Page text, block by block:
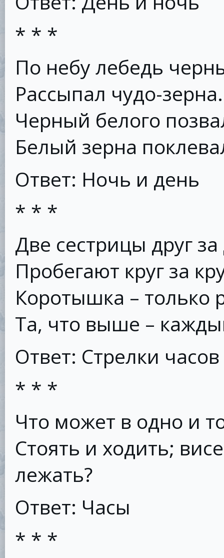
* * *
По небу лебедь
Рассыпал чудо-зерна.
Черный белого
Белый зерна
Ответ: Ночь и день
* * *
Две сестрицы друг
Пробегают круг за
Коротышка – только
Та, что выше –
Ответ: Стрелки часов
* * *
Что может в одно и
Стоять и ходить;
лежать?
Ответ: Часы
* * *